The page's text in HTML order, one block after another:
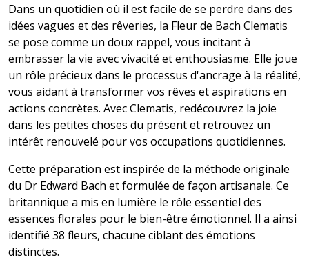
Dans un quotidien où il est facile de se perdre dans des
idées vagues et des rêveries, la Fleur de Bach Clematis
se pose comme un doux rappel, vous incitant à
embrasser la vie avec vivacité et enthousiasme. Elle joue
un rôle précieux dans le processus d'ancrage à la réalité,
vous aidant à transformer vos rêves et aspirations en
actions concrètes. Avec Clematis, redécouvrez la joie
dans les petites choses du présent et retrouvez un
intérêt renouvelé pour vos occupations quotidiennes.
Cette préparation est inspirée de la méthode originale
du Dr Edward Bach et formulée de façon artisanale. Ce
britannique a mis en lumière le rôle essentiel des
essences florales pour le bien-être émotionnel. Il a ainsi
identifié 38 fleurs, chacune ciblant des émotions
distinctes.